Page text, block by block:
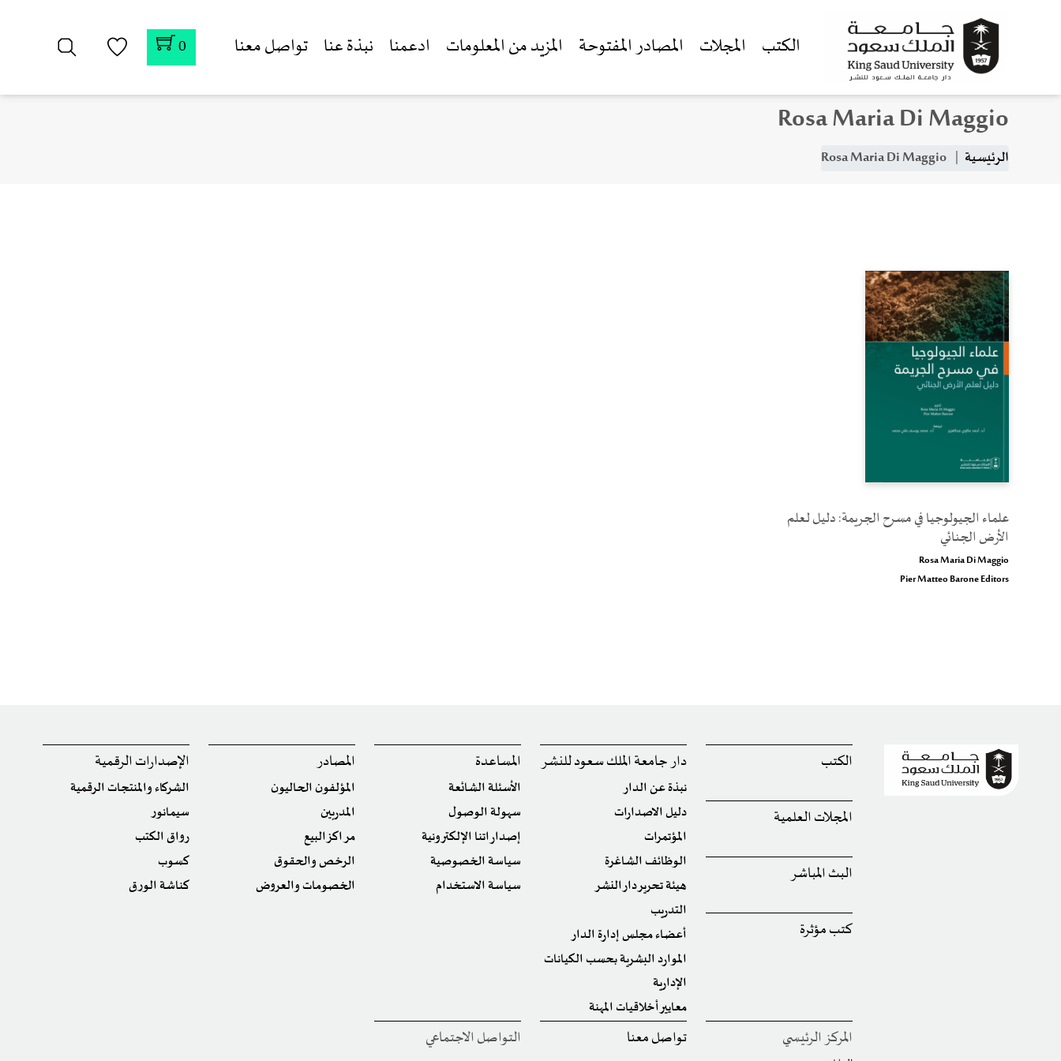
تجاوز إلى المحتوى الرئيسي
الكتب المجلات المصادر المفتوحة المزيد من المعلومات ادعمنا نبذة عنا تواصل معنا 0
Rosa Maria Di Maggio
مسار التنقل
الرئيسية
علماء الجيولوجيا في مسرح الجريمة: دليل لعلم
الأرض الجنائي
Rosa Maria Di Maggio
Pier Matteo Barone Editors
الكتب
المجلات العلمية
البث المباشر
كتب مؤثرة
دار جامعة الملك سعود للنشر
نبذة عن الدار
دليل الاصدارات
المؤتمرات
الوظائف الشاغرة
هيئة تحرير دار النشر
التدريب
أعضاء مجلس إدارة الدار
الموارد البشرية بحسب الكيانات
الإدارية
معايير أخلاقيات المهنة
المساعدة
الأسئلة الشائعة
سهولة الوصول
إصداراتنا الإلكترونية
سياسة الخصوصية
سياسة الاستخدام
المصادر
المؤلفون الحاليون
المدربين
مراكز البيع
الرخص والحقوق
الخصومات والعروض
الإصدارات الرقمية
الشركاء والمنتجات الرقمية
سيمانور
رواق الكتب
كسوب
كناشة الورق
المركز الرئيسي تواصل معنا التواصل الاجتماعي